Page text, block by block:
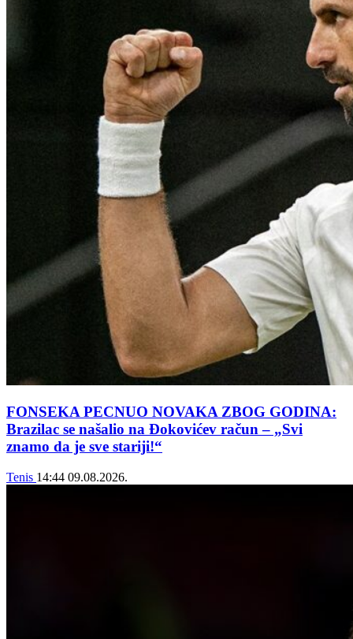
FONSEKA PECNUO NOVAKA ZBOG GODINA:
Brazilac se našalio na Đokovićev račun – „Svi
znamo da je sve stariji!“
Tenis 14:44 09.08.2026.